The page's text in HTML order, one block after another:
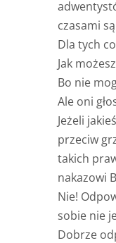
czasami
Dla tych
Jak
Bo nie
Ale oni
Jeżeli
przeciw
takich
nakazowi
Nie!
sobie nie
Dobrze